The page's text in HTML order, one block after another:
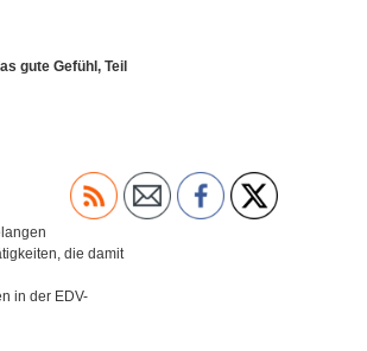
gute Gefühl, Teil
die damit
in der EDV-